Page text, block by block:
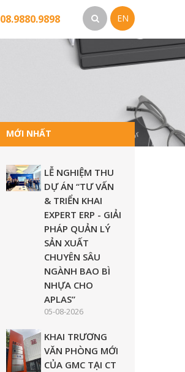
08.9880.9898 EN
MỚI NHẤT
LỄ NGHIỆM THU
DỰ ÁN “TƯ VẤN
& TRIỂN KHAI
EXPERT ERP - GIẢI
PHÁP QUẢN LÝ
SẢN XUẤT
CHUYÊN SÂU
NGÀNH BAO BÌ
NHỰA CHO
APLAS”
05-08-2026
KHAI TRƯƠNG
VĂN PHÒNG MỚI
CỦA GMC TẠI CT